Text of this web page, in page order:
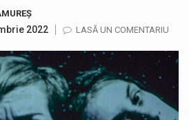
Temperaturile ridicate constituie factori agresivi asupra sănătăţii, extrem de nocivi, ce pot deregla echilibrul organismului. Prea multă căldură nu este…
Directorul OCPI Maramures, Daniela-Onița Ivascu, a venit cu un răspuns pentru cei care s-au intrebat în aceste zile: Dacă aplicațiile…
Testarea independentă a sistemului e-Terra, realizată de STS, DNSC și Cyberint, a mai parcurs o rundă de evaluare. Un număr…
2022 LASĂ UN COMENTARIU